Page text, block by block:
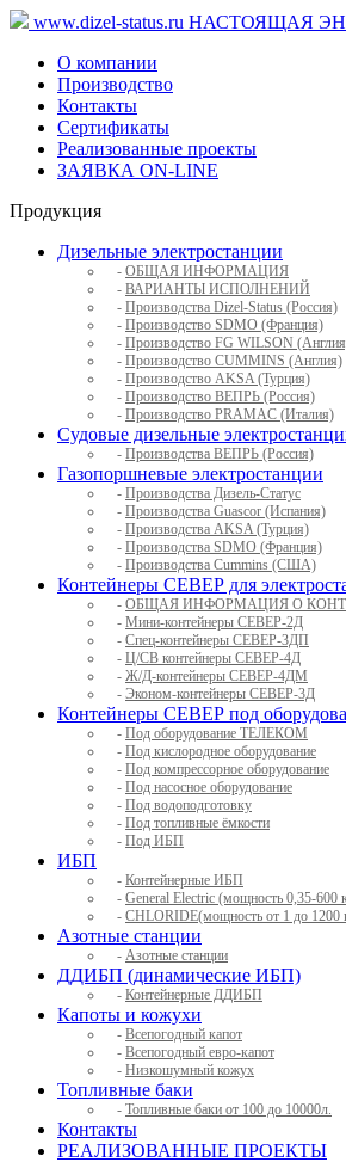
www.dizel-status.ru НАСТОЯЩАЯ
О компании
Производство
Контакты
Сертификаты
Реализованные проекты
ЗАЯВКА ON-LINE
Продукция
Дизельные электростанции
- ОБЩАЯ ИНФОРМАЦИЯ
- ВАРИАНТЫ ИСПОЛНЕНИЙ
- Производства Dizel-Status (Россия)
- Производство SDMO (Франция)
- Производство FG WILSON
- Производство CUMMINS (Англия)
- Производство AKSA (Турция)
- Производство ВЕПРЬ (Россия)
- Производство PRAMAC (Италия)
Судовые дизельные
- Производства ВЕПРЬ (Россия)
Газопоршневые электростанции
- Производства Дизель-Статус
- Производства Guascor (Испания)
- Производства AKSA (Турция)
- Производства SDMO (Франция)
- Производства Cummins (США)
Контейнеры СЕВЕР для
- ОБЩАЯ ИНФОРМАЦИЯ О
- Мини-контейнеры СЕВЕР-2Д
- Спец-контейнеры СЕВЕР-3ДП
- Ц/СВ контейнеры СЕВЕР-4Д
- Ж/Д-контейнеры СЕВЕР-4ДМ
- Эконом-контейнеры СЕВЕР-3Д
Контейнеры СЕВЕР под
- Под оборудование ТЕЛЕКОМ
- Под кислородное оборудование
- Под компрессорное оборудование
- Под насосное оборудование
- Под водоподготовку
- Под топливные ёмкости
- Под ИБП
ИБП
- Контейнерные ИБП
- General Electric (мощность 0,35-600
- CHLORIDE(мощность от 1 до 1200
Азотные станции
- Азотные станции
ДДИБП (динамические ИБП)
- Контейнерные ДДИБП
Капоты и кожухи
- Всепогодный капот
- Всепогодный евро-капот
- Низкошумный кожух
Топливные баки
- Топливные баки от 100 до 10000л.
Контакты
РЕАЛИЗОВАННЫЕ ПРОЕКТЫ